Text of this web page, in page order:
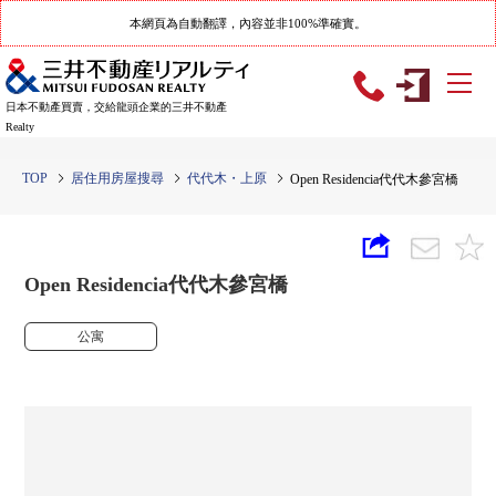
本網頁為自動翻譯，內容並非100%準確實。
日本不動產買賣，交給龍頭企業的三井不動產
Realty
TOP 居住用房屋搜尋 代代木・上原 Open Residencia代代木參宮橋
Open Residencia代代木參宮橋
公寓